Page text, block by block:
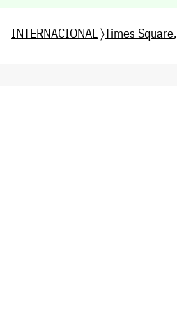
INTERNACIONAL〉Times Square,